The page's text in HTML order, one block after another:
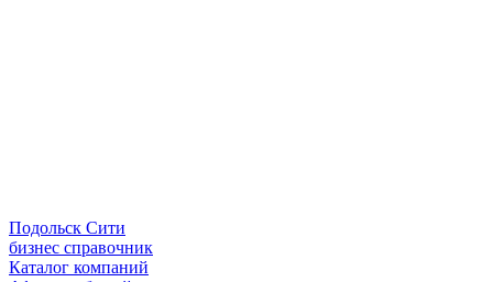
Подольск Сити
бизнес справочник
Каталог компаний